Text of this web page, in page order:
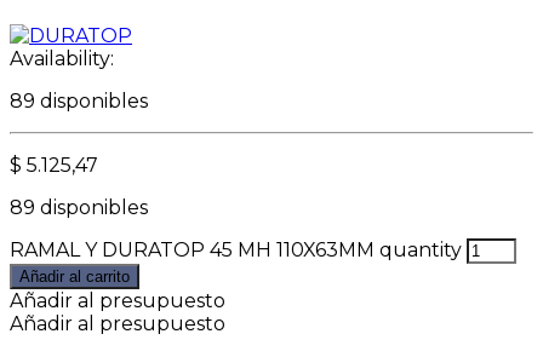
Availability:
89 disponibles
$ 5.125,47
89 disponibles
RAMAL Y DURATOP 45 MH 110X63MM quantity
Añadir al carrito
Añadir al presupuesto
Añadir al presupuesto